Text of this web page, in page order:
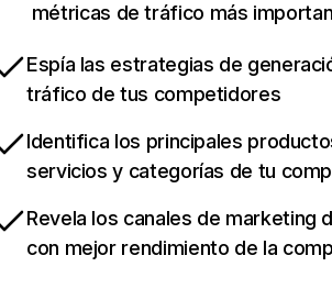
métricas de tráfico más
Espía las estrategias de
tráfico de tus competidores
Identifica los principales
servicios y categorías de tu
Revela los canales de marketing
con mejor rendimiento de la